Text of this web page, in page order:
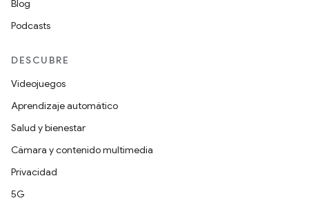
Blog
Podcasts
DESCUBRE
Videojuegos
Aprendizaje automático
Salud y bienestar
Cámara y contenido multimedia
Privacidad
5G